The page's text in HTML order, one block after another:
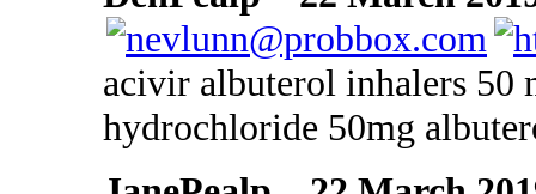
acivir albuterol inhalers 50
hydrochloride 50mg